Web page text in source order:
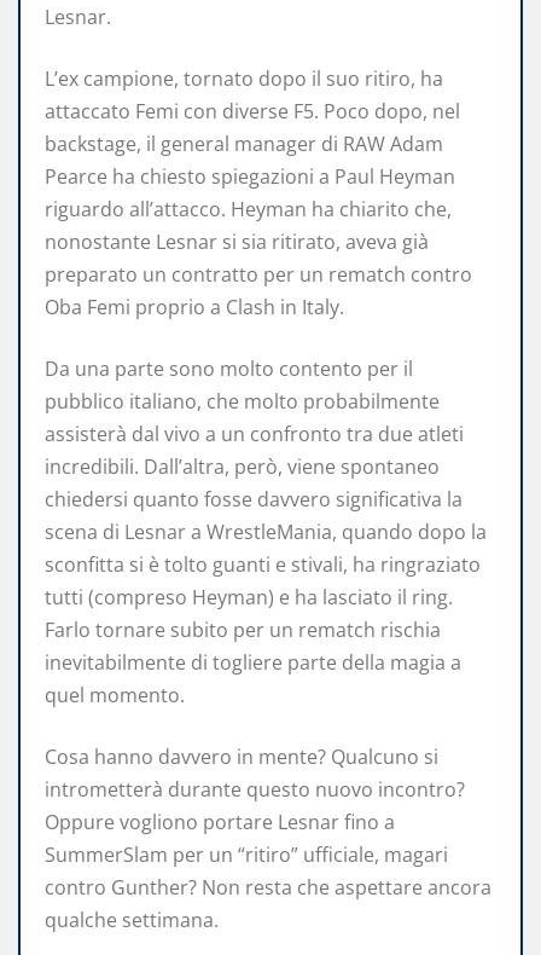
Lesnar.
L’ex campione, tornato dopo il suo ritiro, ha
attaccato Femi con diverse F5. Poco dopo, nel
backstage, il general manager di RAW Adam
Pearce ha chiesto spiegazioni a Paul Heyman
riguardo all’attacco. Heyman ha chiarito che,
nonostante Lesnar si sia ritirato, aveva già
preparato un contratto per un rematch contro
Oba Femi proprio a Clash in Italy.
Da una parte sono molto contento per il
pubblico italiano, che molto probabilmente
assisterà dal vivo a un confronto tra due atleti
incredibili. Dall’altra, però, viene spontaneo
chiedersi quanto fosse davvero significativa la
scena di Lesnar a WrestleMania, quando dopo la
sconfitta si è tolto guanti e stivali, ha ringraziato
tutti (compreso Heyman) e ha lasciato il ring.
Farlo tornare subito per un rematch rischia
inevitabilmente di togliere parte della magia a
quel momento.
Cosa hanno davvero in mente? Qualcuno si
intrometterà durante questo nuovo incontro?
Oppure vogliono portare Lesnar fino a
SummerSlam per un “ritiro” ufficiale, magari
contro Gunther? Non resta che aspettare ancora
qualche settimana.